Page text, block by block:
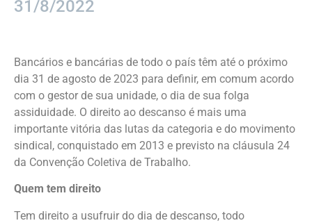
31/8/2022
Bancários e bancárias de todo o país têm até o próximo
dia 31 de agosto de 2023 para definir, em comum acordo
com o gestor de sua unidade, o dia de sua folga
assiduidade. O direito ao descanso é mais uma
importante vitória das lutas da categoria e do movimento
sindical, conquistado em 2013 e previsto na cláusula 24
da Convenção Coletiva de Trabalho.
Quem tem direito
Tem direito a usufruir do dia de descanso, todo